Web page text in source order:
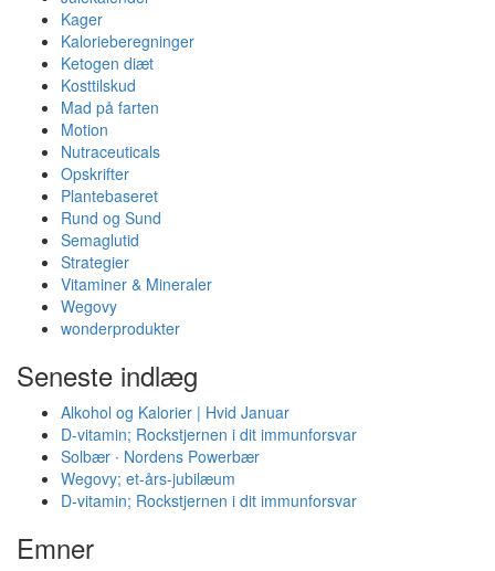
Kager
Kalorieberegninger
Ketogen diæt
Kosttilskud
Mad på farten
Motion
Nutraceuticals
Opskrifter
Plantebaseret
Rund og Sund
Semaglutid
Strategier
Vitaminer & Mineraler
Wegovy
wonderprodukter
Seneste indlæg
Alkohol og Kalorier | Hvid Januar
D-vitamin; Rockstjernen i dit immunforsvar
Solbær ∙ Nordens Powerbær
Wegovy; et-års-jubilæum
D-vitamin; Rockstjernen i dit immunforsvar
Emner